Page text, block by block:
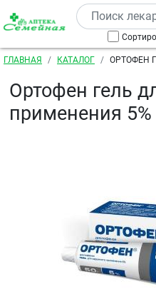
Перейти к основному
Строка навигации
ГЛАВНАЯ КАТАЛОГ ОРТОФЕН
Ортофен гель
применения 5%